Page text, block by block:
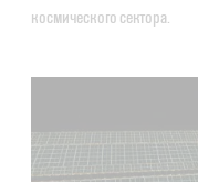
космического сектора.